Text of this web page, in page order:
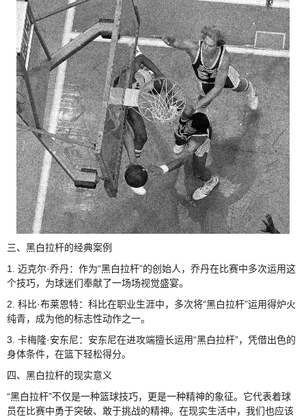
三、黑白拉杆的经典案例
1. 迈克尔·乔丹：作为“黑白拉杆”的创始人，乔丹在比赛中多次运用这
个技巧，为球迷们奉献了一场场视觉盛宴。
2. 科比·布莱恩特：科比在职业生涯中，多次将“黑白拉杆”运用得炉火
纯青，成为他的标志性动作之一。
3. 卡梅隆·安东尼：安东尼在进攻端擅长运用“黑白拉杆”，凭借出色的
身体条件，在篮下轻松得分。
四、黑白拉杆的现实意义
“黑白拉杆”不仅是一种篮球技巧，更是一种精神的象征。它代表着球
员在比赛中勇于突破、敢于挑战的精神。在现实生活中，我们也应该